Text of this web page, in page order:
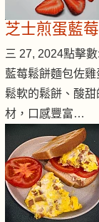
芝士煎蛋藍
三 27, 2024點擊
藍莓鬆餅麵包佐
鬆軟的鬆餅、酸
材，口感豐富…